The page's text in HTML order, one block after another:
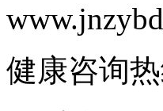
健康咨询